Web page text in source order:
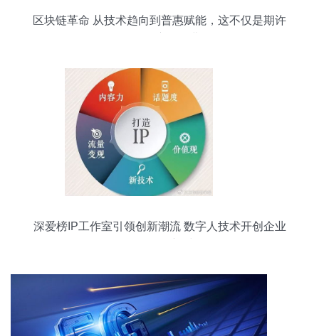
区块链革命 从技术趋向到普惠赋能，这不仅是期许
深爱榜IP工作室引领创新潮流 数字人技术开创企业